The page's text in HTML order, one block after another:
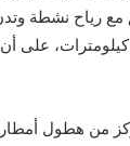
رياح نشطة
الأفقية إلى ما بين 3 و5
من هطول